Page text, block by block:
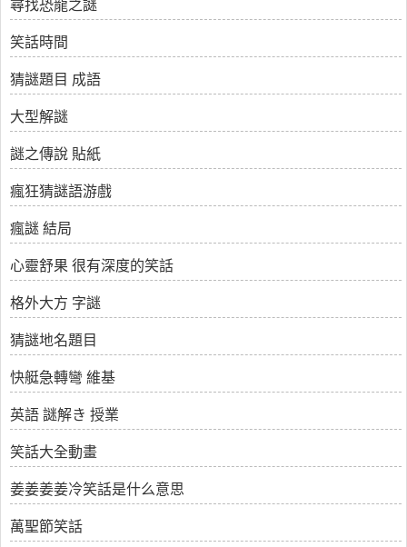
尋找恐龍之謎
笑話時間
猜謎題目 成語
大型解謎
謎之傳說 貼紙
瘋狂猜謎語游戲
瘋謎 結局
心靈舒果 很有深度的笑話
格外大方 字謎
猜謎地名題目
快艇急轉彎 維基
英語 謎解き 授業
笑話大全動畫
姜姜姜姜冷笑話是什么意思
萬聖節笑話